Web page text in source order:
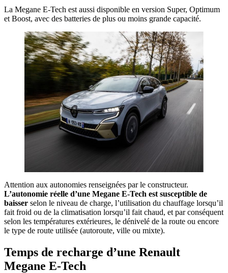
La Megane E-Tech est aussi disponible en version Super, Optimum
et Boost, avec des batteries de plus ou moins grande capacité.
Attention aux autonomies renseignées par le constructeur.
L’autonomie réelle d’une Megane E-Tech est susceptible de
baisser selon le niveau de charge, l’utilisation du chauffage lorsqu’il
fait froid ou de la climatisation lorsqu’il fait chaud, et par conséquent
selon les températures extérieures, le dénivelé de la route ou encore
le type de route utilisée (autoroute, ville ou mixte).
Temps de recharge d’une Renault
Megane E-Tech